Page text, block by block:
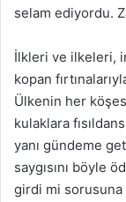
selam ediyordu.
İlkleri ve ilkeleri,
kopan
Ülkenin her
kulaklara
yanı gündeme
saygısını böyle
girdi mi sorusuna